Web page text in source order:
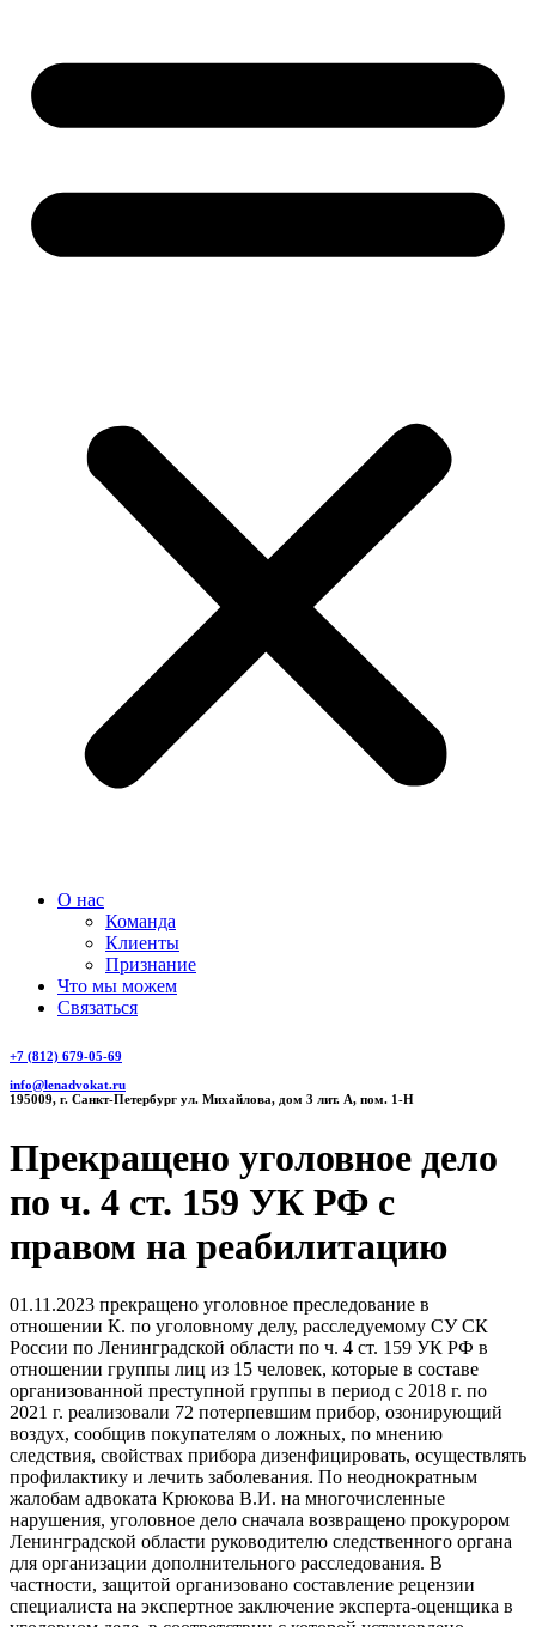
О нас
Команда
Клиенты
Признание
Что мы можем
Связаться
+7 (812) 679-05-69
info@lenadvokat.ru
195009, г. Санкт-Петербург ул. Михайлова, дом 3 лит. А, пом. 1-Н
Прекращено уголовное дело
по ч. 4 ст. 159 УК РФ с
правом на реабилитацию
01.11.2023 прекращено уголовное преследование в
отношении К. по уголовному делу, расследуемому СУ СК
России по Ленинградской области по ч. 4 ст. 159 УК РФ в
отношении группы лиц из 15 человек, которые в составе
организованной преступной группы в период с 2018 г. по
2021 г. реализовали 72 потерпевшим прибор, озонирующий
воздух, сообщив покупателям о ложных, по мнению
следствия, свойствах прибора дизенфицировать, осуществлять
профилактику и лечить заболевания. По неоднократным
жалобам адвоката Крюкова В.И. на многочисленные
нарушения, уголовное дело сначала возвращено прокурором
Ленинградской области руководителю следственного органа
для организации дополнительного расследования. В
частности, защитой организовано составление рецензии
специалиста на экспертное заключение эксперта-оценщика в